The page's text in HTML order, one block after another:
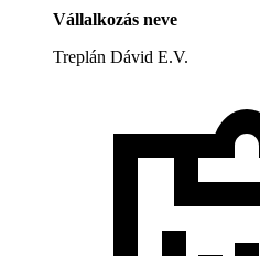
Vállalkozás neve
Treplán Dávid E.V.